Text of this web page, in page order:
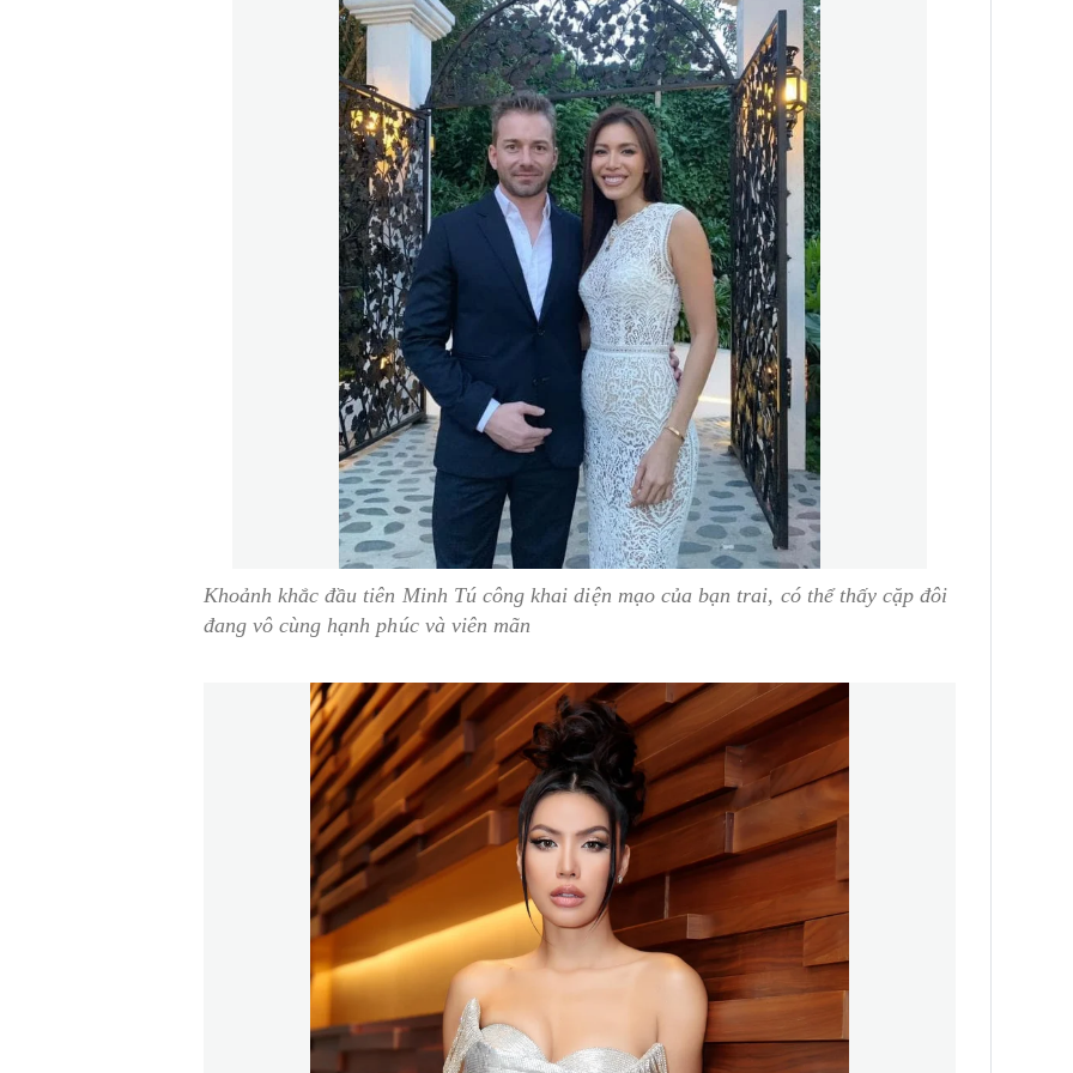
Khoảnh khắc đầu tiên Minh Tú công khai diện mạo của bạn trai, có thể thấy cặp đôi
đang vô cùng hạnh phúc và viên mãn